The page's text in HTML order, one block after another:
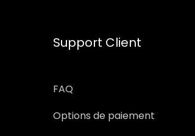
Support Client
FAQ
Options de paiement